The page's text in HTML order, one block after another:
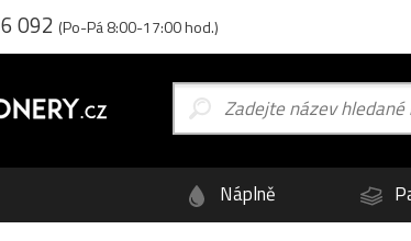
092 (Po-Pá 8:00-17:00 hod.)
Náplně